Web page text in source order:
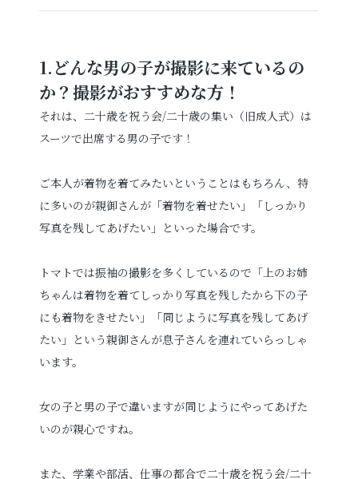
1.どんな男の子が撮影に来ているの
か？撮影がおすすめな方！
それは、二十歳を祝う会/二十歳の集い（旧成人式）は
スーツで出席する男の子です！
ご本人が着物を着てみたいということはもちろん、特
に多いのが親御さんが「着物を着せたい」「しっかり
写真を残してあげたい」といった場合です。
トマトでは振袖の撮影を多くしているので「上のお姉
ちゃんは着物を着てしっかり写真を残したから下の子
にも着物をきせたい」「同じように写真を残してあげ
たい」という親御さんが息子さんを連れていらっしゃ
います。
女の子と男の子で違いますが同じようにやってあげた
いのが親心ですね。
また、学業や部活、仕事の都合で二十歳を祝う会/二十